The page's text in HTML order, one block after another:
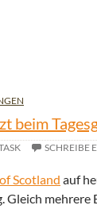
beim
SCHREIBE
Scotland auf
Gleich